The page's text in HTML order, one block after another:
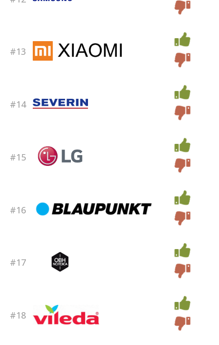
#13
#14
#15
#16
#17
#18